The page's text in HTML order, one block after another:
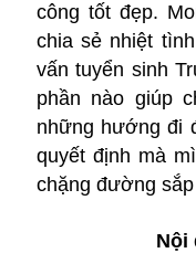
công tốt đẹp.
chia sẻ nhiệt
vấn tuyển sinh
phần nào giúp
những hướng đi
quyết định mà
chặng đường
Nội